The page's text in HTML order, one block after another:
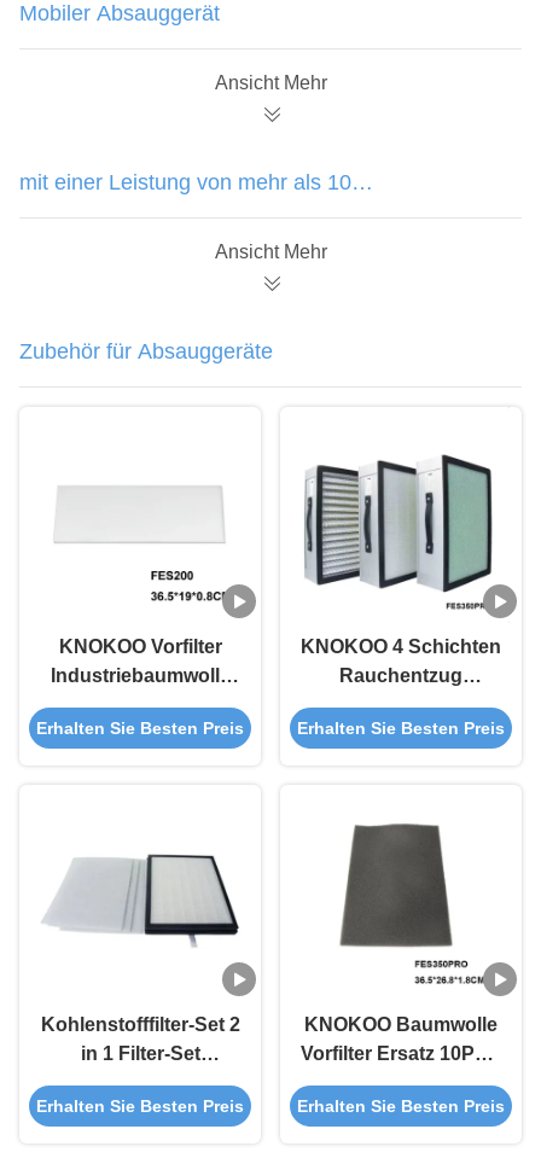
Mobiler Absauggerät
Ansicht Mehr
mit einer Leistung von mehr als 100
W
Ansicht Mehr
Zubehör für Absauggeräte
KNOKOO Vorfilter
Industriebaumwolle
für FES200
Schweißgerät
Erhalten Sie Besten Preis
KNOKOO 4 Schichten
Rauchentzug
Zubehör 15 KG Für
FES350PRO Laser
Erhalten Sie Besten Preis
Kohlenstofffilter-Set 2
in 1 Filter-Set
Baumwolle für
FES150S Löter
Erhalten Sie Besten Preis
KNOKOO Baumwolle
Vorfilter Ersatz 10PCS
Set Baumwolle Für
FES350PRO Laser
Erhalten Sie Besten Preis